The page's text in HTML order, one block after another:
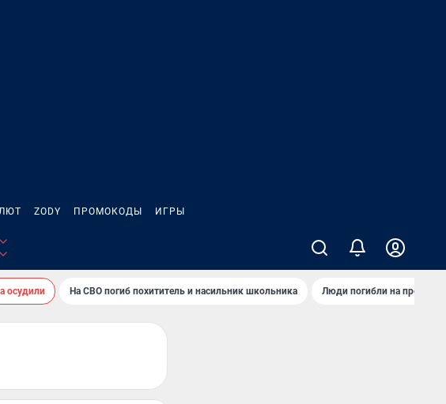
ZODY ПРОМОКОДЫ ИГРЫ
осудили На СВО погиб похититель и насильник школьника Люди погибли на